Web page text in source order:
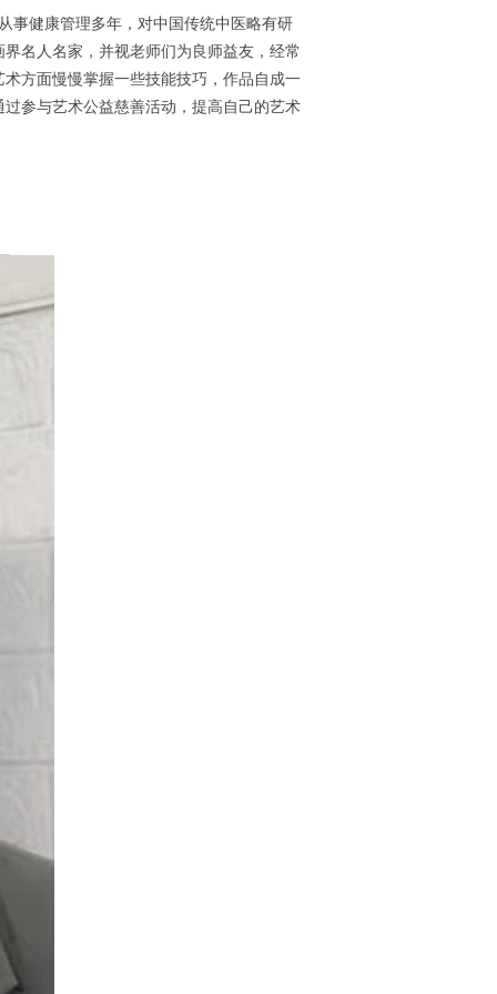
事健康管理多年，对中国传统中医略有研
名人名家，并视老师们为良师益友，经常
方面慢慢掌握一些技能技巧，作品自成一
参与艺术公益慈善活动，提高自己的艺术